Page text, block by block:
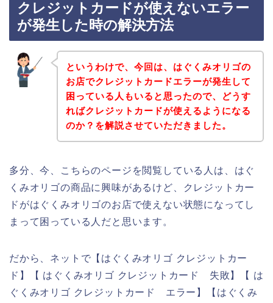
クレジットカードが使えないエラー
が発生した時の解決方法
というわけで、今回は、はぐくみオリゴの
お店でクレジットカードエラーが発生して
困っている人もいると思ったので、どうす
ればクレジットカードが使えるようになる
のか？を解説させていただきました。
多分、今、こちらのページを閲覧している人は、はぐ
くみオリゴの商品に興味があるけど、クレジットカー
ドがはぐくみオリゴのお店で使えない状態になってし
まって困っている人だと思います。
だから、ネットで【はぐくみオリゴ クレジットカー
ド】【 はぐくみオリゴ クレジットカード 失敗】【 は
ぐくみオリゴ クレジットカード エラー】【はぐくみ